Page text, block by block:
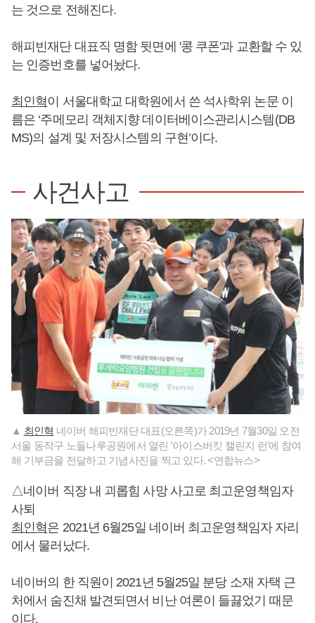
는 것으로 전해진다.
해피빈재단 대표직 명함 뒷면에 '콩 쿠폰'과 교환할 수 있
는 인증번호를 넣어놨다.
최인혁이 서울대학교 대학원에서 쓴 석사학위 논문 이
름은 ‘주메모리 객체지향 데이터베이스관리시스템(DB
MS)의 설계 및 저장시스템의 구현’이다.
사건사고
▲ 최인혁 네이버 해피빈재단 대표(오른쪽)가 2019년 7월30일 오전
서울 동작구 노들나루공원에서 열린 '아이스버킷 챌린지 런'에 참여
해 기부금을 전달하고 기념사진을 찍고 있다. <연합뉴스>
△네이버 직장 내 괴롭힘 사망 사고로 최고운영책임자
사퇴
최인혁은 2021년 6월25일 네이버 최고운영책임자 자리
에서 물러났다.
네이버의 한 직원이 2021년 5월25일 분당 소재 자택 근
처에서 숨진채 발견되면서 비난 여론이 들끓었기 때문
이다.